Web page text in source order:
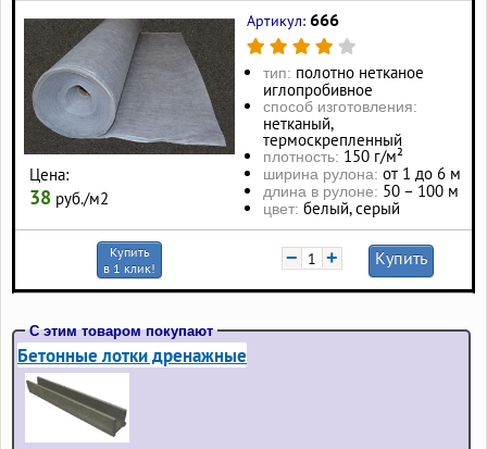
Цена:
38 руб./м2
Артикул: 666
тип: полотно нетканое
иглопробивное
способ изготовления:
нетканый,
термоскрепленный
плотность: 150 г/м²
ширина рулона: от 1 до 6 м
длина в рулоне: 50 – 100 м
цвет: белый, серый
Купить
в 1 клик!
− + Купить
С этим товаром покупают
Бетонные лотки дренажные